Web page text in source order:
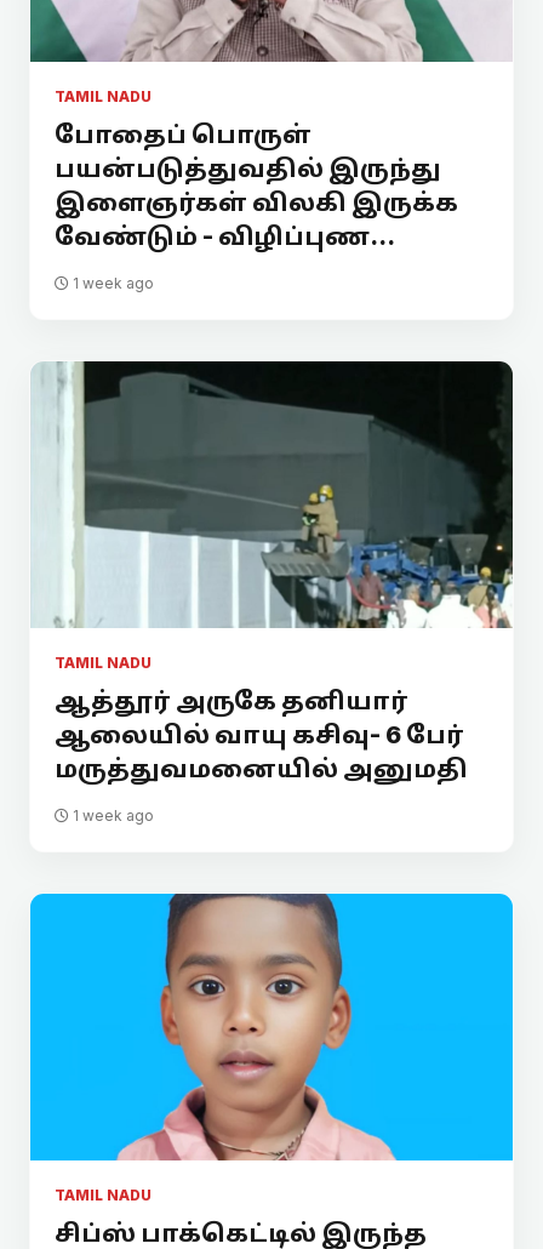
TAMIL NADU
போதைப் பொருள்
பயன்படுத்துவதில் இருந்து
இளைஞர்கள் விலகி இருக்க
வேண்டும் - விழிப்புண...
1 week ago
TAMIL NADU
ஆத்தூர் அருகே தனியார்
ஆலையில் வாயு கசிவு- 6 பேர்
மருத்துவமனையில் அனுமதி
1 week ago
TAMIL NADU
சிப்ஸ் பாக்கெட்டில் இருந்த